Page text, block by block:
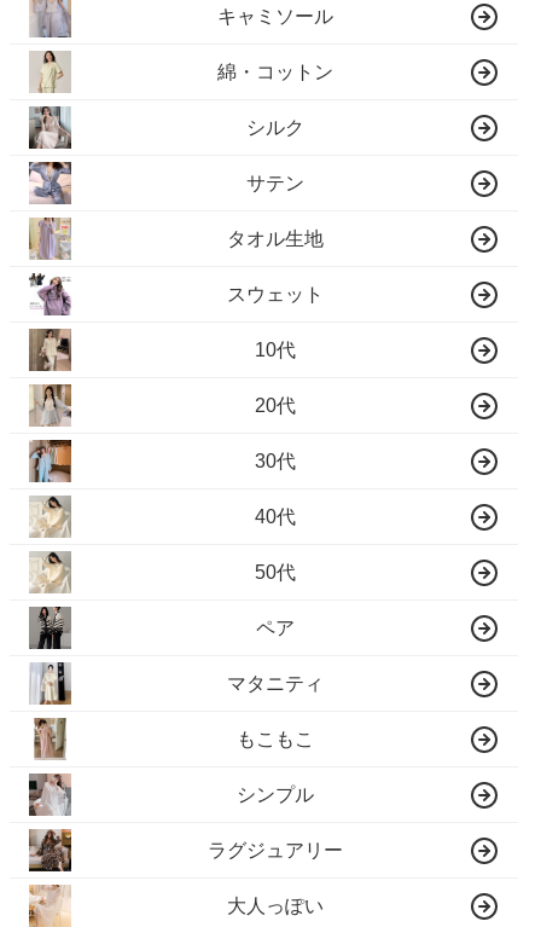
キャミソール
綿・コットン
シルク
サテン
タオル生地
スウェット
10代
20代
30代
40代
50代
ペア
マタニティ
もこもこ
シンプル
ラグジュアリー
大人っぽい